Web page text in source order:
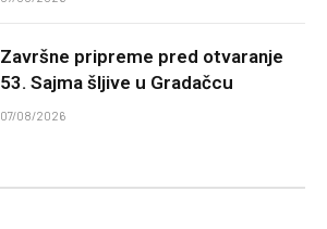
Završne pripreme pred otvaranje
53. Sajma šljive u Gradačcu
07/08/2026